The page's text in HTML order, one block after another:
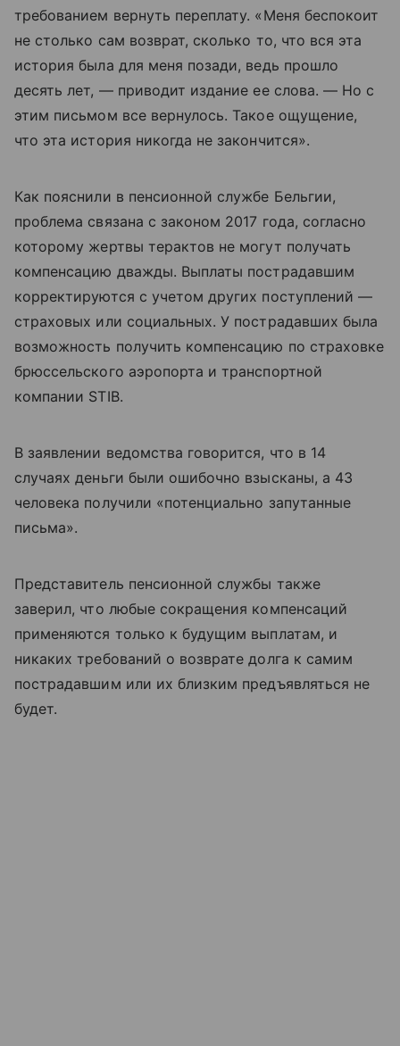
требованием вернуть переплату. «Меня беспокоит
не столько сам возврат, сколько то, что вся эта
история была для меня позади, ведь прошло
десять лет, — приводит издание ее слова. — Но с
этим письмом все вернулось. Такое ощущение,
что эта история никогда не закончится».
Как пояснили в пенсионной службе Бельгии,
проблема связана с законом 2017 года, согласно
которому жертвы терактов не могут получать
компенсацию дважды. Выплаты пострадавшим
корректируются с учетом других поступлений —
страховых или социальных. У пострадавших была
возможность получить компенсацию по страховке
брюссельского аэропорта и транспортной
компании STIB.
В заявлении ведомства говорится, что в 14
случаях деньги были ошибочно взысканы, а 43
человека получили «потенциально запутанные
письма».
Представитель пенсионной службы также
заверил, что любые сокращения компенсаций
применяются только к будущим выплатам, и
никаких требований о возврате долга к самим
пострадавшим или их близким предъявляться не
будет.